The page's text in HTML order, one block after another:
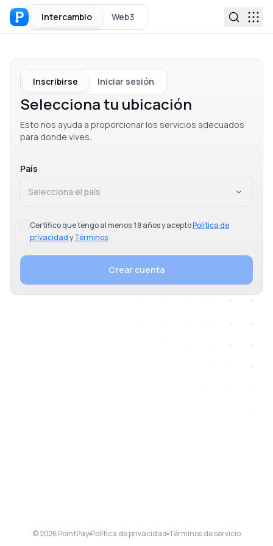
Intercambio Web3
Inscribirse Iniciar sesión
Selecciona tu ubicación
Esto nos ayuda a proporcionar los servicios adecuados
para donde vives.
País
Selecciona el país
Certifico que tengo al menos 18 años y aceptoPolítica de
privacidadyTérminos
Crear cuenta
© 2026 PointPay Política de privacidad Términos de servicio